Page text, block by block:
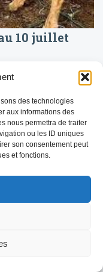
des technologies
aux informations des
nous permettra de traiter
ou les ID uniques
son consentement peut
et fonctions.
10 juillet
[…]
LIRE LA SUITE